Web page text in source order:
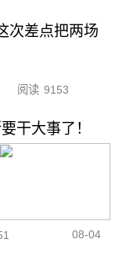
次差点把两场
阅读 9153
干大事了！
08-04